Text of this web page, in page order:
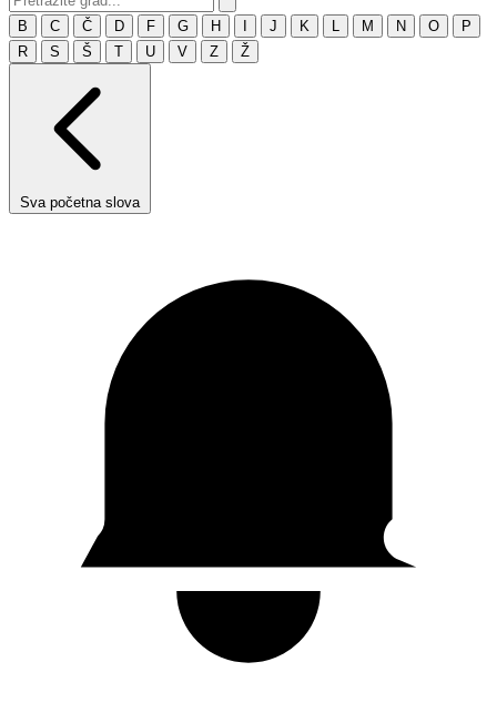
B C Č D F G H J K M N O
P
R
S Š T U V Z Ž
Sva početna slova